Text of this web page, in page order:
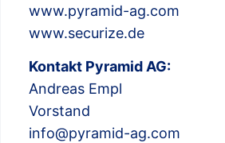
www.pyramid-ag.com
www.securize.de
Kontakt Pyramid AG:
Andreas Empl
Vorstand
info@pyramid-ag.com